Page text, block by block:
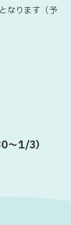
なります（予
〜1/3）